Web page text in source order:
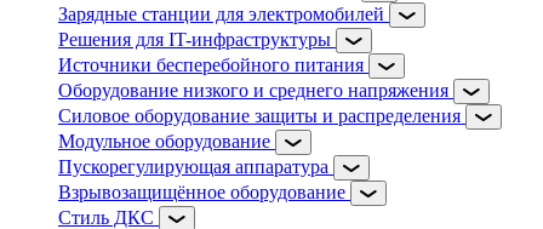
Зарядные станции для электромобилей
Решения для IT-инфраструктуры
Источники бесперебойного питания
Оборудование низкого и среднего напряжения
Силовое оборудование защиты и распределения
Модульное оборудование
Пускорегулирующая аппаратура
Взрывозащищённое оборудование
Стиль ДКС